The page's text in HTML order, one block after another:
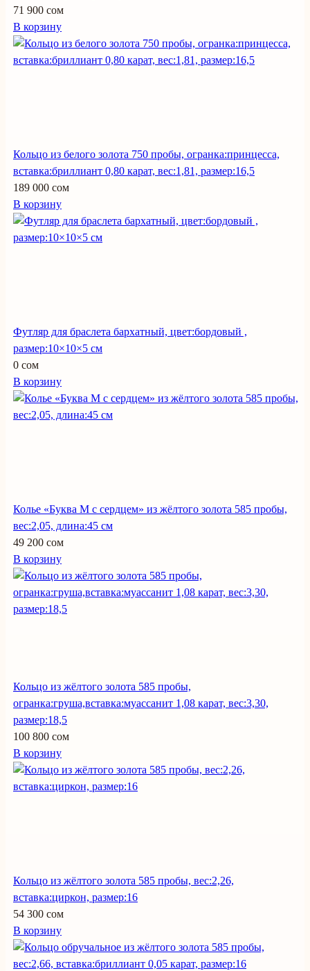
71 900 сом
В корзину
Кольцо из белого золота 750 пробы, огранка:принцесса,
вставка:бриллиант 0,80 карат, вес:1,81, размер:16,5
189 000 сом
В корзину
Футляр для браслета бархатный, цвет:бордовый ,
размер:10×10×5 см
0 сом
В корзину
Колье «Буква М с сердцем» из жёлтого золота 585 пробы,
вес:2,05, длина:45 см
49 200 сом
В корзину
Кольцо из жёлтого золота 585 пробы,
огранка:груша,вставка:муассанит 1,08 карат, вес:3,30,
размер:18,5
100 800 сом
В корзину
Кольцо из жёлтого золота 585 пробы, вес:2,26,
вставка:циркон, размер:16
54 300 сом
В корзину